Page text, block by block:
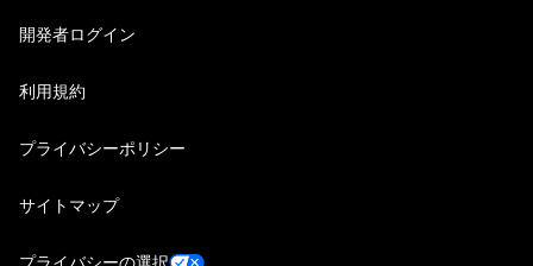
開発者ログイン
利用規約
プライバシーポリシー
サイトマップ
プライバシーの選択